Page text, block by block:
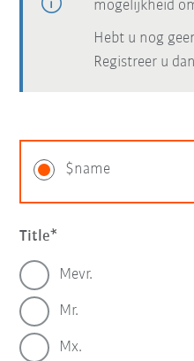
mogelijkheid
Hebt u nog
Registreer u
$name
Title
Mevr.
Mr.
Mx.